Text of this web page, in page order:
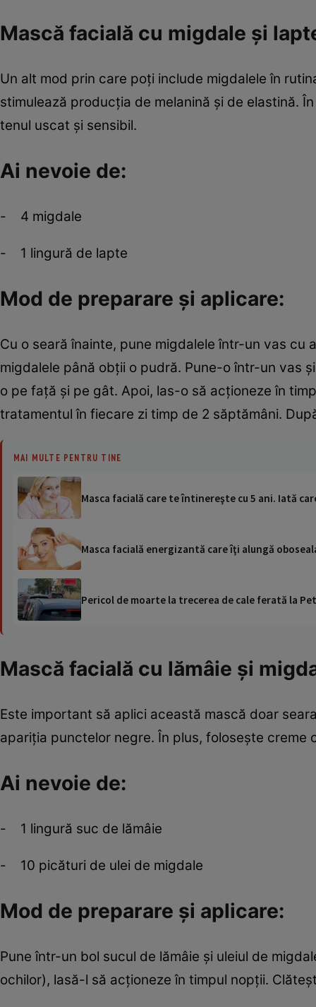
Mască facială cu migdale şi
Un alt mod prin care poţi include migdalele în
stimulează producţia de melanină şi de elastină.
tenul uscat şi sensibil.
Ai nevoie de:
- 4 migdale
- 1 lingură de lapte
Mod de preparare şi aplicare:
Cu o seară înainte, pune migdalele într-un vas cu
migdalele până obţii o pudră. Pune-o într-un vas
o pe faţă şi pe gât. Apoi, las-o să acţioneze în
tratamentul în fiecare zi timp de 2 săptămâni.
MAI MULTE PENTRU TINE
Masca facială care te întinereşte cu 5 ani. Iată
Masca facială energizantă care îţi alungă
Pericol de moarte la trecerea de cale ferată la
Mască facială cu lămâie şi
Este important să aplici această mască doar
apariţia punctelor negre. În plus, foloseşte
Ai nevoie de:
- 1 lingură suc de lămâie
- 10 picături de ulei de migdale
Mod de preparare şi aplicare:
Pune într-un bol sucul de lămâie şi uleiul de
ochilor), lasă-l să acţioneze în timpul nopţii.